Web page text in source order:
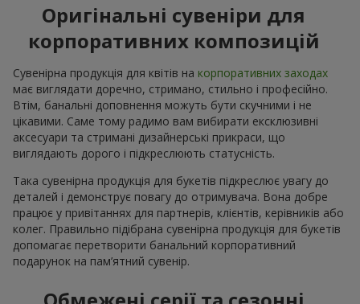
Оригінальні сувеніри для
корпоративних композицій
Сувенірна продукція для квітів на корпоративних заходах
має виглядати доречно, стримано, стильно і професійно.
Втім, банальні доповнення можуть бути скучними і не
цікавими. Саме тому радимо вам вибирати ексклюзивні
аксесуари та стримані дизайнерські прикраси, що
виглядають дорого і підкреслюють статусність.
Така сувенірна продукція для букетів підкреслює увагу до
деталей і демонструє повагу до отримувача. Вона добре
працює у привітаннях для партнерів, клієнтів, керівників або
колег. Правильно підібрана сувенірна продукція для букетів
допомагає перетворити банальний корпоративний
подарунок на пам’ятний сувенір.